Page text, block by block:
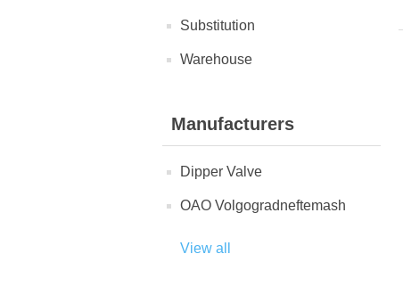
Substitution
Warehouse
Manufacturers
Dipper Valve
OAO Volgogradneftemash
View all